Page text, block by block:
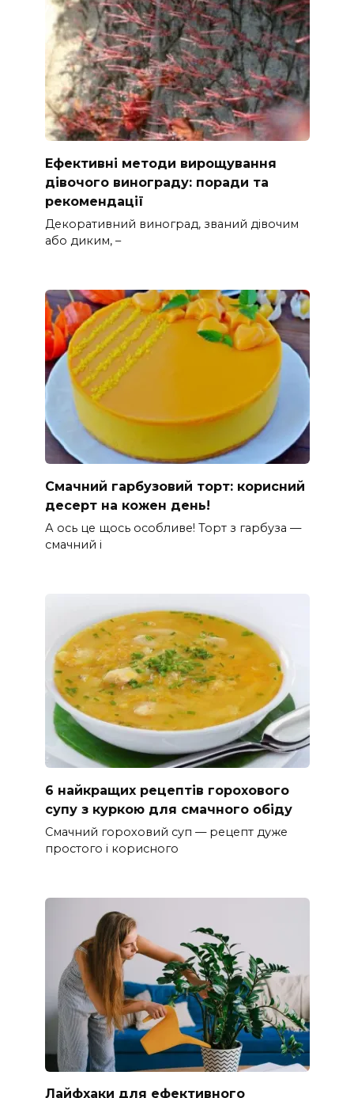
Ефективні методи вирощування
дівочого винограду: поради та
рекомендації
Декоративний виноград, званий дівочим
або диким, –
Смачний гарбузовий торт: корисний
десерт на кожен день!
А ось це щось особливе! Торт з гарбуза —
смачний і
6 найкращих рецептів горохового
супу з куркою для смачного обіду
Смачний гороховий суп — рецепт дуже
простого і корисного
Лайфхаки для ефективного